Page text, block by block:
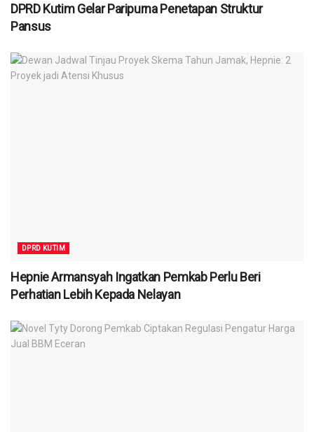
DPRD Kutim Gelar Paripurna Penetapan Struktur
Pansus
DPRD KUTIM
Hepnie Armansyah Ingatkan Pemkab Perlu Beri
Perhatian Lebih Kepada Nelayan